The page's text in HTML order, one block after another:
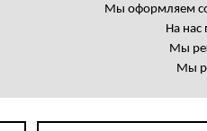
Мы оформляем
На нас
Мы
Мы